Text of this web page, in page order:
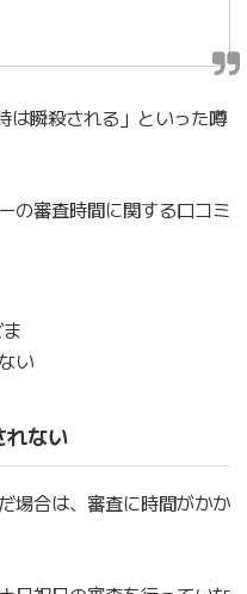
は瞬殺される」といった噂
の審査時間に関する口コミ
い
れない
場合は、審査に時間がかか